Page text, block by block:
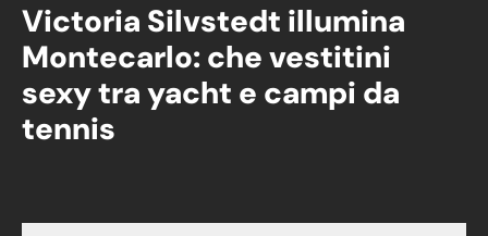
Victoria Silvstedt illumina
Montecarlo: che vestitini
sexy tra yacht e campi da
tennis